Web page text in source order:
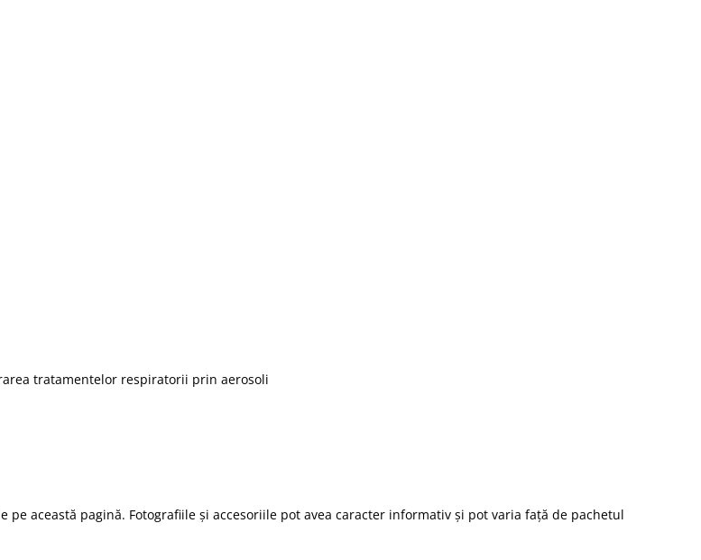
tratamentelor respiratorii prin aerosoli
această pagină. Fotografiile și accesoriile pot avea caracter informativ și pot varia față de pachetul